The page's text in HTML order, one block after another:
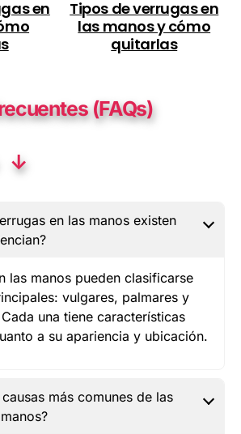
en
Tipos de verrugas en
las manos y cómo
quitarlas
(FAQs)
↓
en las manos existen
las manos pueden clasificarse
vulgares, palmares y
una tiene características
a su apariencia y ubicación.
más comunes de las